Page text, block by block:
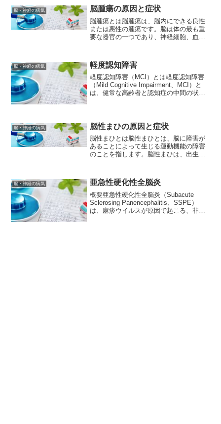
生じることがあります。これらの状態で
は、心臓から送り出される血...
脳・神経の病気 脳腫瘍の原因と症状
脳腫瘍とは脳腫瘍は、脳内にできる良性
または悪性の腫瘍です。脳は体の最も重
要な器官の一つであり、神経細胞、血
って形成される、腫れた塊や腫瘤のこと
です。脳腫瘍は、原発性腫瘍...
脳・神経の病気 軽度認知障害
軽度認知障害（MCI）とは軽度認知障害
（Mild Cognitive Impairment、MCI）と
は、健常な高齢者と認知症の中間の状態
脳・神経の病気 脳性まひの原因と症状
脳性まひとは脳性まひとは、脳に障害が
あることによって生じる運動機能の障害
のことを指します。脳性まひは、出生
この状態は、通常は出生前の脳損傷に起
因する先天性脳性まひと、出...
脳・神経の病気 亜急性硬化性全脳炎
概要亜急性硬化性全脳炎（Subacute
Sclerosing Panencephalitis、SSPE）
は、麻疹ウイルスが原因で起こる、非常